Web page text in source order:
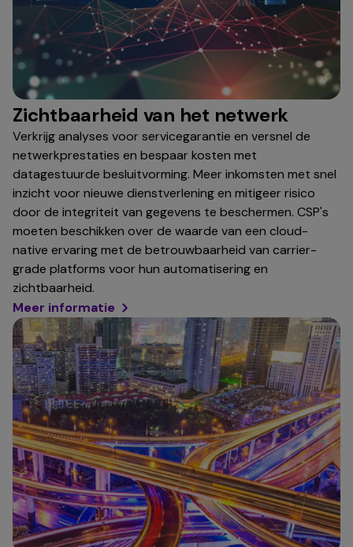
Zichtbaarheid van het netwerk
Verkrijg analyses voor servicegarantie en versnel de
netwerkprestaties en bespaar kosten met
datagestuurde besluitvorming. Meer inkomsten met snel
inzicht voor nieuwe dienstverlening en mitigeer risico
door de integriteit van gegevens te beschermen. CSP's
moeten beschikken over de waarde van een cloud-
native ervaring met de betrouwbaarheid van carrier-
grade platforms voor hun automatisering en
zichtbaarheid.
Meer informatie